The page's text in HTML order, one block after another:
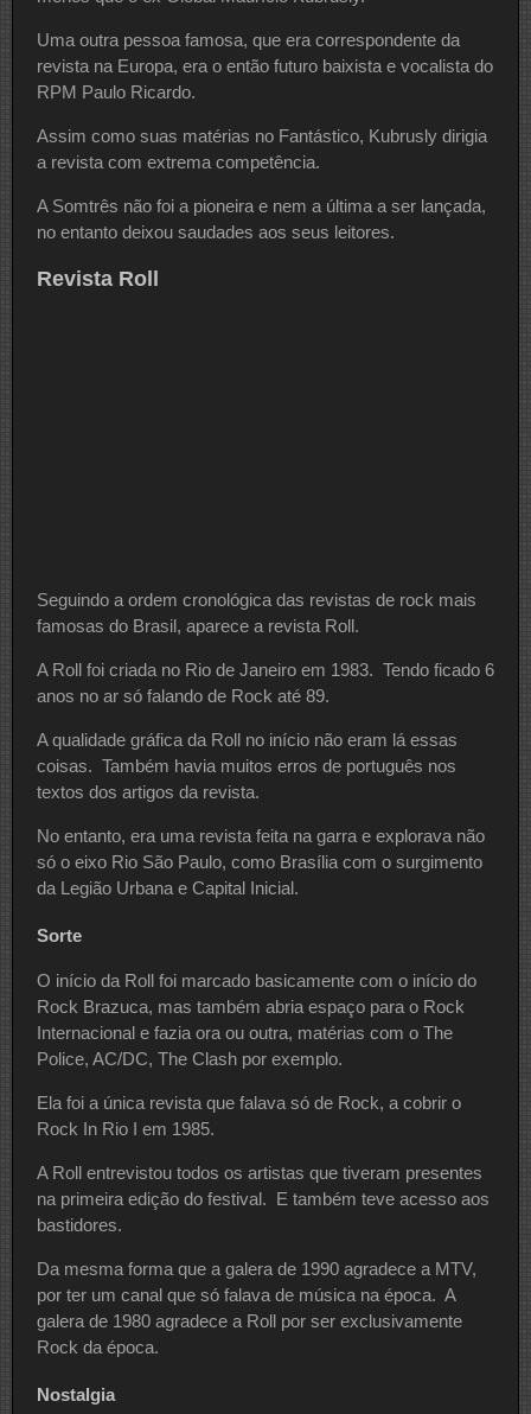
Uma outra pessoa famosa, que era correspondente da
revista na Europa, era o então futuro baixista e vocalista do
RPM Paulo Ricardo.
Assim como suas matérias no Fantástico, Kubrusly dirigia
a revista com extrema competência.
A Somtrês não foi a pioneira e nem a última a ser lançada,
no entanto deixou saudades aos seus leitores.
Revista Roll
Seguindo a ordem cronológica das revistas de rock mais
famosas do Brasil, aparece a revista Roll.
A Roll foi criada no Rio de Janeiro em 1983. Tendo ficado 6
anos no ar só falando de Rock até 89.
A qualidade gráfica da Roll no início não eram lá essas
coisas. Também havia muitos erros de português nos
textos dos artigos da revista.
No entanto, era uma revista feita na garra e explorava não
só o eixo Rio São Paulo, como Brasília com o surgimento
da Legião Urbana e Capital Inicial.
Sorte
O início da Roll foi marcado basicamente com o início do
Rock Brazuca, mas também abria espaço para o Rock
Internacional e fazia ora ou outra, matérias com o The
Police, AC/DC, The Clash por exemplo.
Ela foi a única revista que falava só de Rock, a cobrir o
Rock In Rio I em 1985.
A Roll entrevistou todos os artistas que tiveram presentes
na primeira edição do festival. E também teve acesso aos
bastidores.
Da mesma forma que a galera de 1990 agradece a MTV,
por ter um canal que só falava de música na época. A
galera de 1980 agradece a Roll por ser exclusivamente
Rock da época.
Nostalgia